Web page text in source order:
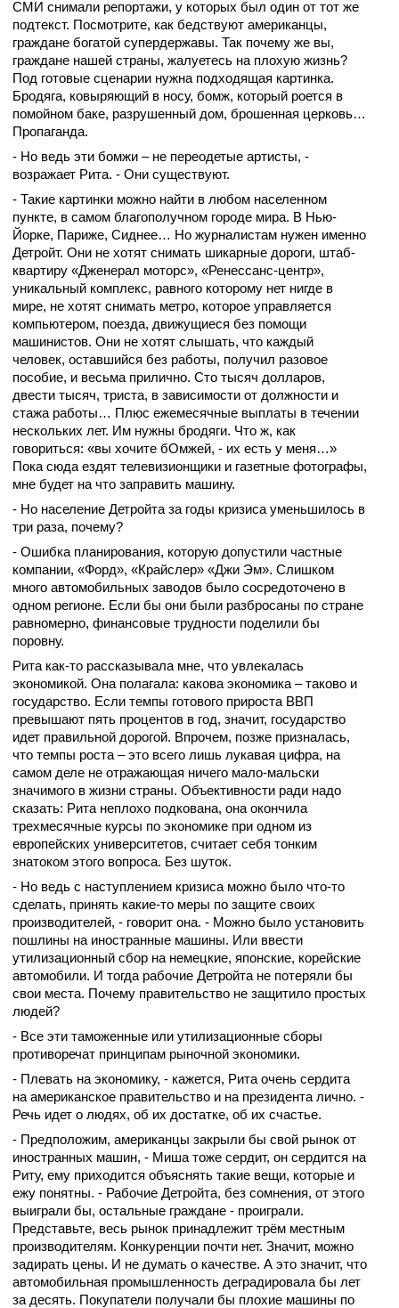
СМИ снимали репортажи, у которых был один от тот же
подтекст. Посмотрите, как бедствуют американцы,
граждане богатой супердержавы. Так почему же вы,
граждане нашей страны, жалуетесь на плохую жизнь?
Под готовые сценарии нужна подходящая картинка.
Бродяга, ковыряющий в носу, бомж, который роется в
помойном баке, разрушенный дом, брошенная церковь…
Пропаганда.
- Но ведь эти бомжи – не переодетые артисты, -
возражает Рита. - Они существуют.
- Такие картинки можно найти в любом населенном
пункте, в самом благополучном городе мира. В Нью-
Йорке, Париже, Сиднее… Но журналистам нужен именно
Детройт. Они не хотят снимать шикарные дороги, штаб-
квартиру «Дженерал моторс», «Ренессанс-центр»,
уникальный комплекс, равного которому нет нигде в
мире, не хотят снимать метро, которое управляется
компьютером, поезда, движущиеся без помощи
машинистов. Они не хотят слышать, что каждый
человек, оставшийся без работы, получил разовое
пособие, и весьма прилично. Сто тысяч долларов,
двести тысяч, триста, в зависимости от должности и
стажа работы… Плюс ежемесячные выплаты в течении
нескольких лет. Им нужны бродяги. Что ж, как
говориться: «вы хочите бОмжей, - их есть у меня…»
Пока сюда ездят телевизионщики и газетные фотографы,
мне будет на что заправить машину.
- Но население Детройта за годы кризиса уменьшилось в
три раза, почему?
- Ошибка планирования, которую допустили частные
компании, «Форд», «Крайслер» «Джи Эм». Слишком
много автомобильных заводов было сосредоточено в
одном регионе. Если бы они были разбросаны по стране
равномерно, финансовые трудности поделили бы
поровну.
Рита как-то рассказывала мне, что увлекалась
экономикой. Она полагала: какова экономика – таково и
государство. Если темпы готового прироста ВВП
превышают пять процентов в год, значит, государство
идет правильной дорогой. Впрочем, позже призналась,
что темпы роста – это всего лишь лукавая цифра, на
самом деле не отражающая ничего мало-мальски
значимого в жизни страны. Объективности ради надо
сказать: Рита неплохо подкована, она окончила
трехмесячные курсы по экономике при одном из
европейских университетов, считает себя тонким
знатоком этого вопроса. Без шуток.
- Но ведь с наступлением кризиса можно было что-то
сделать, принять какие-то меры по защите своих
производителей, - говорит она. - Можно было установить
пошлины на иностранные машины. Или ввести
утилизационный сбор на немецкие, японские, корейские
автомобили. И тогда рабочие Детройта не потеряли бы
свои места. Почему правительство не защитило простых
людей?
- Все эти таможенные или утилизационные сборы
противоречат принципам рыночной экономики.
- Плевать на экономику, - кажется, Рита очень сердита
на американское правительство и на президента лично. -
Речь идет о людях, об их достатке, об их счастье.
- Предположим, американцы закрыли бы свой рынок от
иностранных машин, - Миша тоже сердит, он сердится на
Риту, ему приходится объяснять такие вещи, которые и
ежу понятны. - Рабочие Детройта, без сомнения, от этого
выиграли бы, остальные граждане - проиграли.
Представьте, весь рынок принадлежит трём местным
производителям. Конкуренции почти нет. Значит, можно
задирать цены. И не думать о качестве. А это значит, что
автомобильная промышленность деградировала бы лет
за десять. Покупатели получали бы плохие машины по